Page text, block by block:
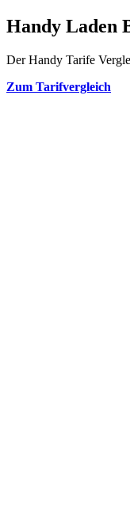
Handy Laden
Der Handy Tarife
Zum Tarifvergleich